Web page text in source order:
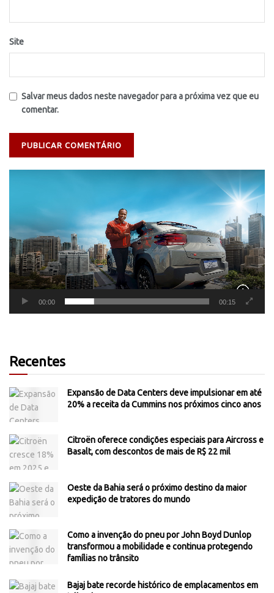
Site
Salvar meus dados neste navegador para a próxima vez que eu
comentar.
00:00 00:15
Recentes
Expansão de Data Centers deve impulsionar em até
20% a receita da Cummins nos próximos cinco anos
Citroën oferece condições especiais para Aircross e
Basalt, com descontos de mais de R$ 22 mil
Oeste da Bahia será o próximo destino da maior
expedição de tratores do mundo
Como a invenção do pneu por John Boyd Dunlop
transformou a mobilidade e continua protegendo
famílias no trânsito
Bajaj bate recorde histórico de emplacamentos em